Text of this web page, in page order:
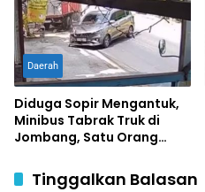
Daerah
Diduga Sopir Mengantuk,
Minibus Tabrak Truk di
Jombang, Satu Orang
Tinggalkan Balasan